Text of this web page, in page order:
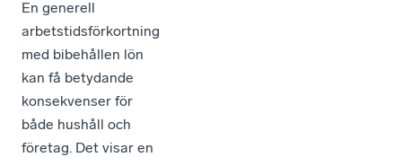
En generell
arbetstidsförkortning
med bibehållen lön
kan få betydande
konsekvenser för
både hushåll och
företag. Det visar en